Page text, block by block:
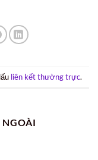
liên kết thường trực.